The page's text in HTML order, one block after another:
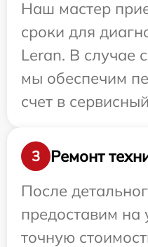
Наш мастер
сроки для
Leran. В случае
мы обеспечим
счет в
3
Ремонт
После
предоставим на
точную